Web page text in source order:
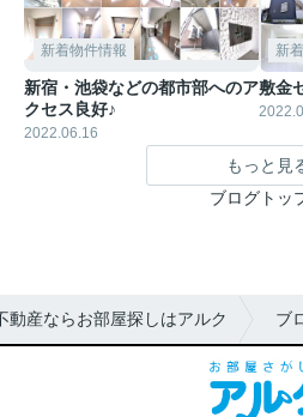
新着物件情報
新宿・池袋などの都市部へのア
クセス良好♪
2022.06.16
新
敷金
もっと見
ブログトッ
動産ならお部屋探しはアルク ブ